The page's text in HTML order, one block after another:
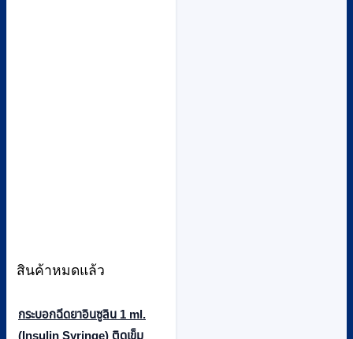
สินค้าหมดแล้ว
กระบอกฉีดยาอินซูลิน 1 ml.
(Insulin Syringe) ติดเข็ม